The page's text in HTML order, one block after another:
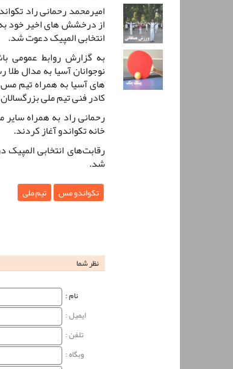
امیرمحمد رحمانی راد
از درخشش های اخیر خود
انتخابی المپیک دعوت شد.
به گزارش روابط عمومی
نوجوانان آسیا به مدال
های آسیا به همراه تیم
کادر فنی تیم ملی
رحمانی راد به همراه سایر
خانه تکواندو آغاز کردند.
شد.
تکواندو مس تیم ملی
نظر شما
نام‌ :
ایمیل :
تلفن :
وبگاه‌ :